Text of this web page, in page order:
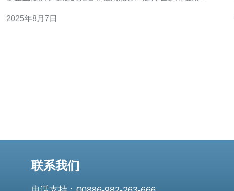
定租用服务器的需求 在开始寻找越南富士康服务器之前，
2025年8月7日
联系我们